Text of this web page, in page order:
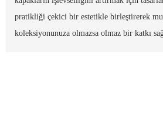
pratikliği çekici bir estetikle birleştirerek
koleksiyonunuza olmazsa olmaz bir katkı